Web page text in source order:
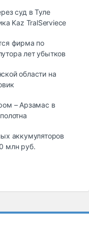
суд в Туле
Kaz TralServiece
фирма по
лет убытков
области на
– Арзамас в
аккумуляторов
млн руб.